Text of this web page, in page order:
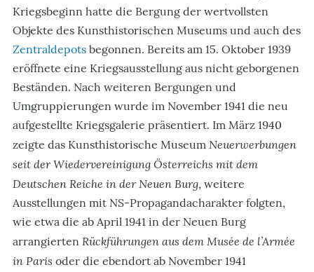
Kriegsbeginn hatte die Bergung der wertvollsten
Objekte des Kunsthistorischen Museums und auch des
Zentraldepots begonnen. Bereits am 15. Oktober 1939
eröffnete eine Kriegsausstellung aus nicht geborgenen
Beständen. Nach weiteren Bergungen und
Umgruppierungen wurde im November 1941 die neu
aufgestellte Kriegsgalerie präsentiert. Im März 1940
zeigte das Kunsthistorische Museum Neuerwerbungen
seit der Wiedervereinigung Österreichs mit dem
Deutschen Reiche in der Neuen Burg, weitere
Ausstellungen mit NS-Propagandacharakter folgten,
wie etwa die ab April 1941 in der Neuen Burg
arrangierten Rückführungen aus dem Musée de l’Armée
in Paris oder die ebendort ab November 1941